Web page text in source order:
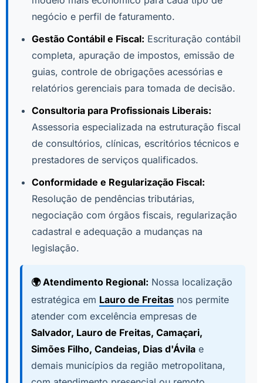
negócio e perfil de faturamento.
Gestão Contábil e Fiscal: Escrituração contábil
completa, apuração de impostos, emissão de
guias, controle de obrigações acessórias e
relatórios gerenciais para tomada de decisão.
Consultoria para Profissionais Liberais:
Assessoria especializada na estruturação fiscal
de consultórios, clínicas, escritórios técnicos e
prestadores de serviços qualificados.
Conformidade e Regularização Fiscal:
Resolução de pendências tributárias,
negociação com órgãos fiscais, regularização
cadastral e adequação a mudanças na
legislação.
🌍 Atendimento Regional: Nossa localização
estratégica em Lauro de Freitas nos permite
atender com excelência empresas de
Salvador, Lauro de Freitas, Camaçari,
Simões Filho, Candeias, Dias d'Ávila e
demais municípios da região metropolitana,